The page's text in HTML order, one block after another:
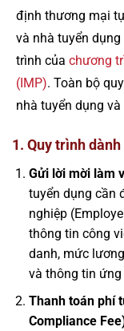
định thương mại
và nhà tuyển
trình của chương
(IMP). Toàn bộ
nhà tuyển dụng
1. Quy trình
Gửi lời mời làm
tuyển dụng cần
nghiệp
thông tin công
danh, mức
và thông tin ứng
Thanh toán phí
Compliance